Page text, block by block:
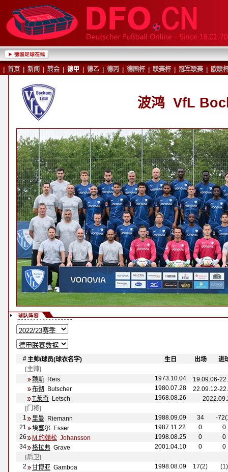
首页 新闻 转会 德甲 德乙 德丙 德国杯 联赛杯 冠军联赛 欧联
波鸿 VfL
#主帅/球员(球衣名字) 生日 出场-
进
[主帅]
赖斯 Reis 1973.10.04
19.09.06-
布彻 Butscher 1980.07.28
22.09.12-
T.莱奇 Letsch 1968.08.26
[门将]
1
里曼 Riemann 1988.09.09 34
-
21
埃塞尔 Esser 1987.11.22 0
0
26
M.约翰松 Johansson 1998.08.25 0
0
34
格拉弗 Grave 2001.04.10 0
0
[后卫]
2
甘博亚 Gamboa 1998.08.09 17(2)
(1)